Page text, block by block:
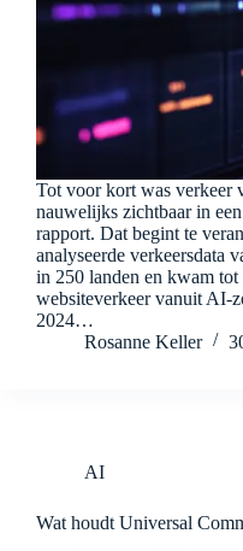
Tot voor kort was verkeer
nauwelijks zichtbaar in
rapport. Dat begint te
analyseerde verkeersdata
in 250 landen en kwam
websiteverkeer vanuit AI-
2024…
Rosanne Keller
AI
Wat houdt Universal